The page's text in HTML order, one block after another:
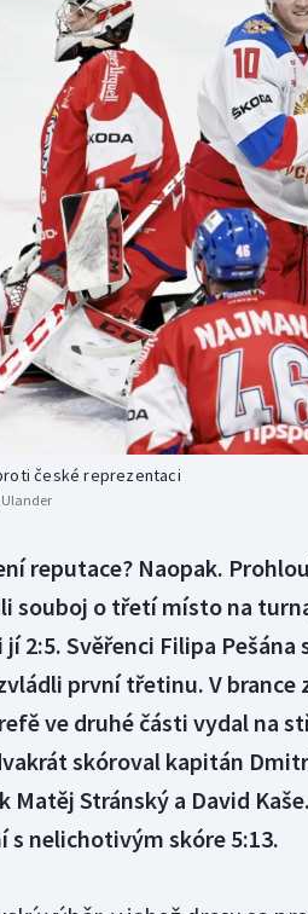
Curling
Dostihy
Florbal
Futsal
Golf
Gymnastika
české reprezentaci
Ulander
reputace? Naopak.
souboj o třetí místo na
2:5. Svěřenci Filipa
první třetinu. V brance
ve druhé části vydal na
skóroval kapitán
Matěj Stránský a David
s nelichotivým skóre 5:13.